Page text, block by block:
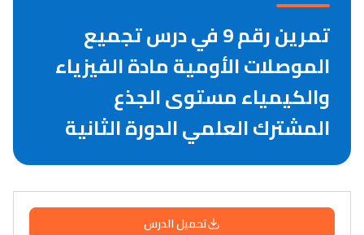
تمرين رقم 9 في درس تجميع
الموصلات الأومية مادة الفيزياء
والكيمياء مستوى الجذع
المشترك العلمي الدورة الثانية
تحميل الدرس